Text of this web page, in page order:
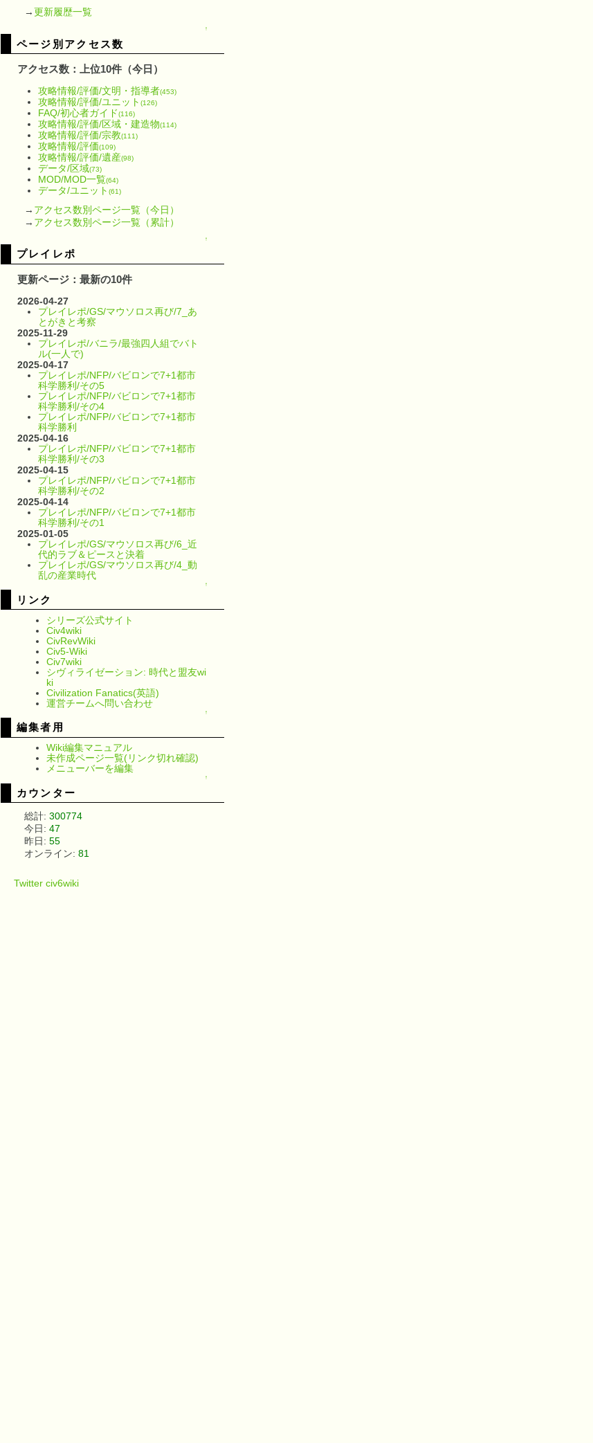
→更新履歴一覧
↑
ページ別アクセス数
アクセス数：上位10件（今日）
攻略情報/評価/文明・指導者(453)
攻略情報/評価/ユニット (126)
FAQ/初心者ガイド(116)
攻略情報/評価/区域・建造物(114)
攻略情報/評価/宗教(111)
攻略情報/評価(109)
攻略情報/評価/遺産(98)
データ/区域(73)
MOD/MOD一覧(64)
データ/ユニット (61)
→ アクセス数別ページ一覧（今日）
→ アクセス数別ページ一覧（累計）
↑
プレイレポ
更新ページ：最新の10件
2026-04-27
プレイレポ/GS/マウソロス再び/7_あ
とがきと考察
2025-11-29
プレイレポ/バニラ/最強四人組でバト
ル(一人で)
2025-04-17
プレイレポ/NFP/バビロンで7+1都市
科学勝利/その5
プレイレポ/NFP/バビロンで7+1都市
科学勝利/その4
プレイレポ/NFP/バビロンで7+1都市
科学勝利
2025-04-16
プレイレポ/NFP/バビロンで7+1都市
科学勝利/その3
2025-04-15
プレイレポ/NFP/バビロンで7+1都市
科学勝利/その2
2025-04-14
プレイレポ/NFP/バビロンで7+1都市
科学勝利/その1
2025-01-05
プレイレポ/GS/マウソロス再び/6_近
代的ラブ＆ピースと決着
プレイレポ/GS/マウソロス再び/4_動
乱の産業時代
↑
リンク
シリーズ公式サイト
Civ4wiki
CivRevWiki
Civ5-Wiki
Civ7wiki
シヴィライゼーション: 時代と盟友wi
ki
Civilization Fanatics(英語)
運営チームへ問い合わせ
↑
編集者用
Wiki編集マニュアル
未作成ページ一覧(リンク切れ確認)
メニューバーを編集
↑
カウンター
総計: 300774
今日: 47
昨日: 55
オンライン: 81
Twitter civ6wiki